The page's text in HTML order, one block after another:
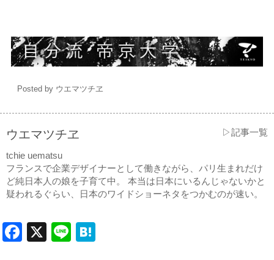
Posted by ウエマツチヱ
ウエマツチヱ ▷記事一覧
tchie uematsu
フランスで企業デザイナーとして働きながら、パリ生まれだけ
ど純日本人の娘を子育て中。 本当は日本にいるんじゃないかと
疑われるぐらい、日本のワイドショーネタをつかむのが速い。
Facebook
X Line